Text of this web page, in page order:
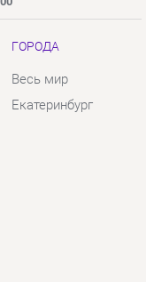
ГОРОДА
Весь мир